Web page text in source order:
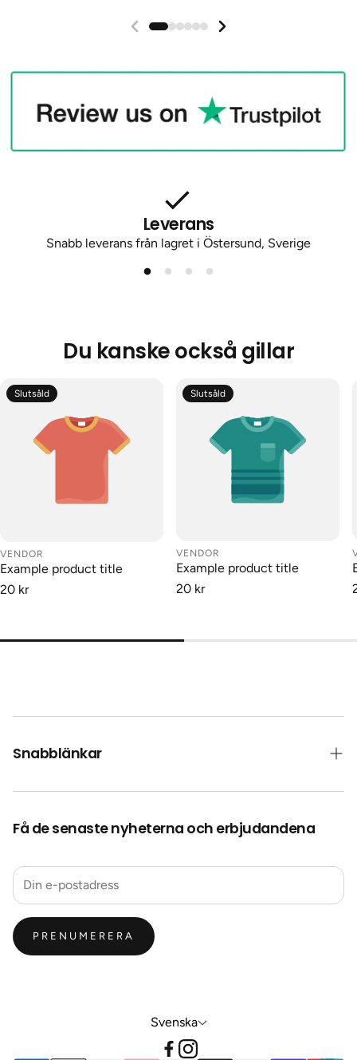
Leverans
Snabb leverans från lagret i Östersund, Sverige
Du kanske också gillar
Slutsåld
VENDOR
Example product title
20 kr
Slutsåld
VENDOR
Example product title
20 kr
Snabblänkar
Frakt
Collab Med Oss
Återbetalningspolicy
Integritetspolicy
Få de senaste nyheterna och erbjudandena
PRENUMERERA
Svenska